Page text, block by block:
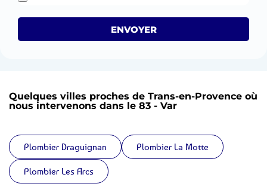
ENVOYER
Quelques villes proches de Trans-en-Provence où
nous intervenons dans le 83 - Var
Plombier Draguignan Plombier La Motte
Plombier Les Arcs